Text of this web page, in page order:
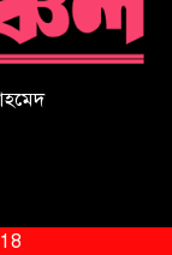
মানুষের মাঝে
ও ভ্যান বিতরণ
দিবস